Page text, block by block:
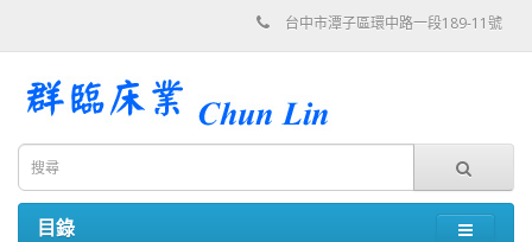
台中市潭子區環中路一段189-11號
目錄